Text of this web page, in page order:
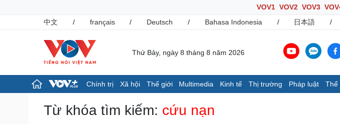
VOV1 VOV2 VOV3
中文
/ français / Deutsch / Bahasa Indonesia / 日本語 /
Thứ Bảy, ngày 8 tháng 8 năm 2026
Chính trị Xã hội Thế giới Multimedia Kinh tế Thị trường Pháp luật Thể
Chính trị
Từ khóa tìm kiếm: cứu nạn